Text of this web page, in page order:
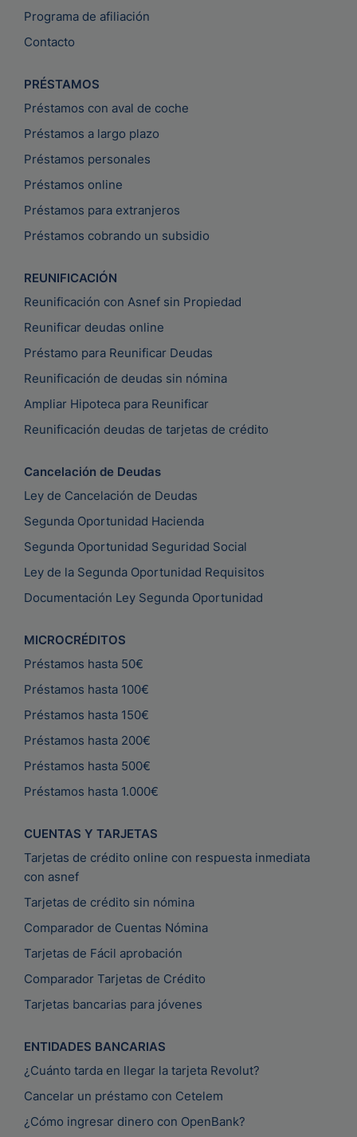
Programa de afiliación
Contacto
PRÉSTAMOS
Préstamos con aval de coche
Préstamos a largo plazo
Préstamos personales
Préstamos online
Préstamos para extranjeros
Préstamos cobrando un subsidio
REUNIFICACIÓN
Reunificación con Asnef sin Propiedad
Reunificar deudas online
Préstamo para Reunificar Deudas
Reunificación de deudas sin nómina
Ampliar Hipoteca para Reunificar
Reunificación deudas de tarjetas de crédito
Cancelación de Deudas
Ley de Cancelación de Deudas
Segunda Oportunidad Hacienda
Segunda Oportunidad Seguridad Social
Ley de la Segunda Oportunidad Requisitos
Documentación Ley Segunda Oportunidad
MICROCRÉDITOS
Préstamos hasta 50€
Préstamos hasta 100€
Préstamos hasta 150€
Préstamos hasta 200€
Préstamos hasta 500€
Préstamos hasta 1.000€
CUENTAS Y TARJETAS
Tarjetas de crédito online con respuesta inmediata
con asnef
Tarjetas de crédito sin nómina
Comparador de Cuentas Nómina
Tarjetas de Fácil aprobación
Comparador Tarjetas de Crédito
Tarjetas bancarias para jóvenes
ENTIDADES BANCARIAS
¿Cuánto tarda en llegar la tarjeta Revolut?
Cancelar un préstamo con Cetelem
¿Cómo ingresar dinero con OpenBank?